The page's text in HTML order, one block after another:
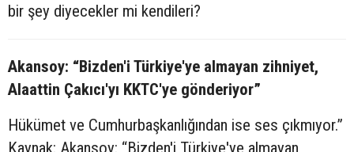
bir şey diyecekler mi kendileri?
Akansoy: “Bizden'i Türkiye'ye almayan zihniyet,
Alaattin Çakıcı'yı KKTC'ye gönderiyor”
Hükümet ve Cumhurbaşkanlığından ise ses çıkmıyor.”
Kaynak: Akansoy: “Bizden'i Türkiye'ye almayan